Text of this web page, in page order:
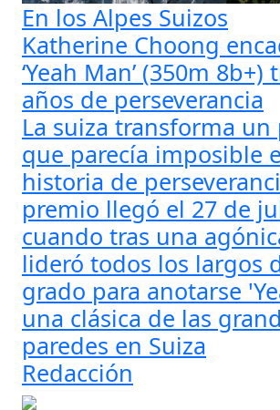
En los Alpes Suizos
Katherine Choong
‘Yeah Man’ (350m 8b+)
años de perseverancia
La suiza transforma un
que parecía imposible
historia de
premio llegó el 27 de
cuando tras una
lideró todos los largos
grado para anotarse
una clásica de las
paredes en Suiza
Redacción